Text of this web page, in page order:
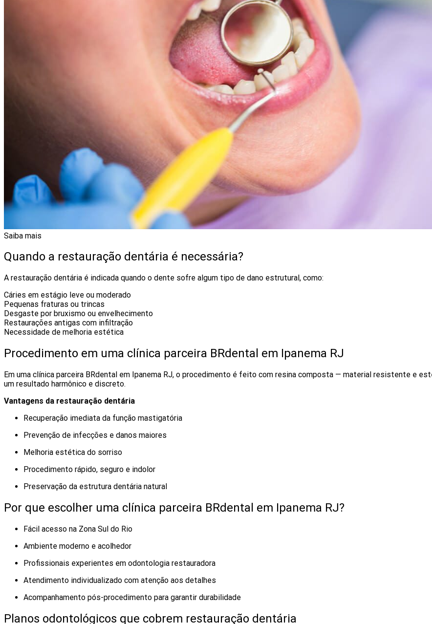
Saiba mais
Quando a restauração dentária é necessária?
A restauração dentária é indicada quando o dente sofre algum tipo de dano estrutural, como:
Cáries em estágio leve ou moderado
Pequenas fraturas ou trincas
Desgaste por bruxismo ou envelhecimento
Restaurações antigas com infiltração
Necessidade de melhoria estética
Procedimento em uma clínica parceira BRdental em Ipanema RJ
Em uma clínica parceira BRdental em Ipanema RJ, o procedimento é feito com resina composta — material resistente e
um resultado harmônico e discreto.
Vantagens da restauração dentária
Recuperação imediata da função mastigatória
Prevenção de infecções e danos maiores
Melhoria estética do sorriso
Procedimento rápido, seguro e indolor
Preservação da estrutura dentária natural
Por que escolher uma clínica parceira BRdental em Ipanema RJ?
Fácil acesso na Zona Sul do Rio
Ambiente moderno e acolhedor
Profissionais experientes em odontologia restauradora
Atendimento individualizado com atenção aos detalhes
Acompanhamento pós-procedimento para garantir durabilidade
Planos odontológicos que cobrem restauração dentária